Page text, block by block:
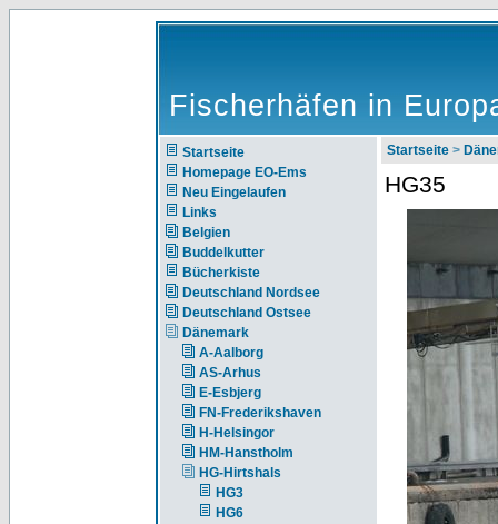
Fischerhäfen in
Startseite
Homepage EO-Ems
Neu Eingelaufen
Links
Belgien
Buddelkutter
Bücherkiste
Deutschland Nordsee
Deutschland Ostsee
Dänemark
A-Aalborg
AS-Arhus
E-Esbjerg
FN-Frederikshaven
H-Helsingor
HM-Hanstholm
HG-Hirtshals
HG3
HG6
Startseite >
HG35